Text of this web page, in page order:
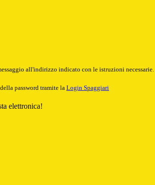
all'indirizzo indicato con le istruzioni necessarie.
password tramite la Login Spaggiari
elettronica!